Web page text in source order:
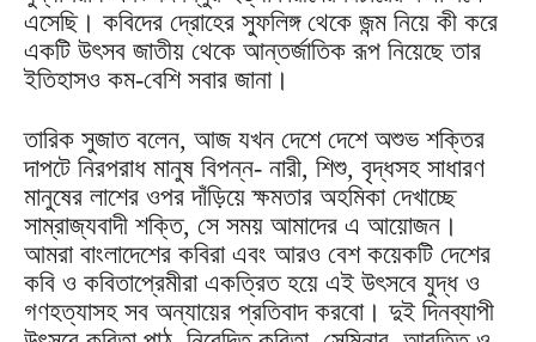
এসেছি। কবিদের দ্রোহের স্ফুলিঙ্গ থেকে জন্ম নিয়ে কী করে
একটি উৎসব জাতীয় থেকে আন্তর্জাতিক রূপ নিয়েছে তার
ইতিহাসও কম-বেশি সবার জানা।
তারিক সুজাত বলেন, আজ যখন দেশে দেশে অশুভ শক্তির
দাপটে নিরপরাধ মানুষ বিপন্ন- নারী, শিশু, বৃদ্ধসহ সাধারণ
মানুষের লাশের ওপর দাঁড়িয়ে ক্ষমতার অহমিকা দেখাচ্ছে
সাম্রাজ্যবাদী শক্তি, সে সময় আমাদের এ আয়োজন।
আমরা বাংলাদেশের কবিরা এবং আরও বেশ কয়েকটি দেশের
কবি ও কবিতাপ্রেমীরা একত্রিত হয়ে এই উৎসবে যুদ্ধ ও
গণহত্যাসহ সব অন্যায়ের প্রতিবাদ করবো। দুই দিনব্যাপী